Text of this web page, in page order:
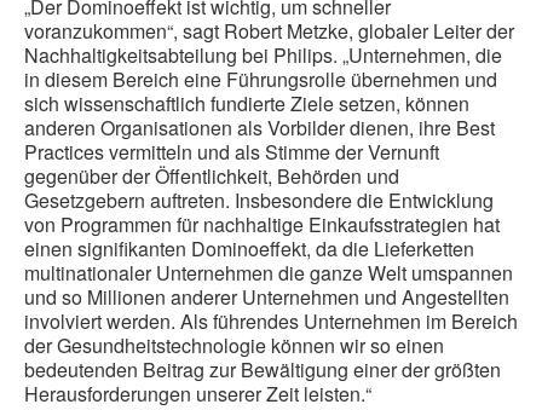
„Der Dominoeffekt ist wichtig, um schneller
voranzukommen“, sagt Robert Metzke, globaler Leiter der
Nachhaltigkeitsabteilung bei Philips. „Unternehmen, die
in diesem Bereich eine Führungsrolle übernehmen und
sich wissenschaftlich fundierte Ziele setzen, können
anderen Organisationen als Vorbilder dienen, ihre Best
Practices vermitteln und als Stimme der Vernunft
gegenüber der Öffentlichkeit, Behörden und
Gesetzgebern auftreten. Insbesondere die Entwicklung
von Programmen für nachhaltige Einkaufsstrategien hat
einen signifikanten Dominoeffekt, da die Lieferketten
multinationaler Unternehmen die ganze Welt umspannen
und so Millionen anderer Unternehmen und Angestellten
involviert werden. Als führendes Unternehmen im Bereich
der Gesundheitstechnologie können wir so einen
bedeutenden Beitrag zur Bewältigung einer der größten
Herausforderungen unserer Zeit leisten.“